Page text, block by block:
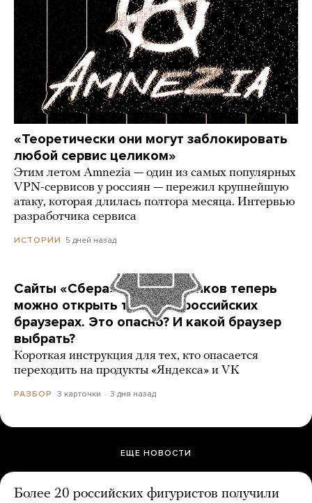
«Теоретически они могут заблокировать
любой сервис целиком»
Этим летом Amnezia — один из самых популярных
VPN-сервисов у россиян — пережил крупнейшую
атаку, которая длилась полтора месяца. Интервью
разработчика сервиса
ИСТОРИИ 5 дней назад
Сайты «Сбера» и других банков теперь
можно открыть только в российских
браузерах. Это опасно? И какой браузер
выбрать?
Короткая инструкция для тех, кто опасается
переходить на продукты «Яндекса» и VK
РАЗБОР 3 карточки 3 дня назад
ЕЩЕ НОВОСТИ
Более 20 российских фигуристов получили